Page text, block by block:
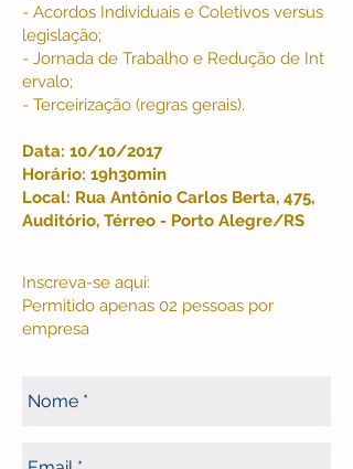
Inscreva-se aqui:
Permitido apenas 02 pessoas por
empresa
- Acordos Individuais e Coletivos versus
legislação;
- Jornada de Trabalho e Redução de Int
ervalo;
- Terceirização (regras gerais).
Data: 10/10/2017
Horário: 19h30min
Local: Rua Antônio Carlos Berta, 475,
Auditório, Térreo - Porto Alegre/RS